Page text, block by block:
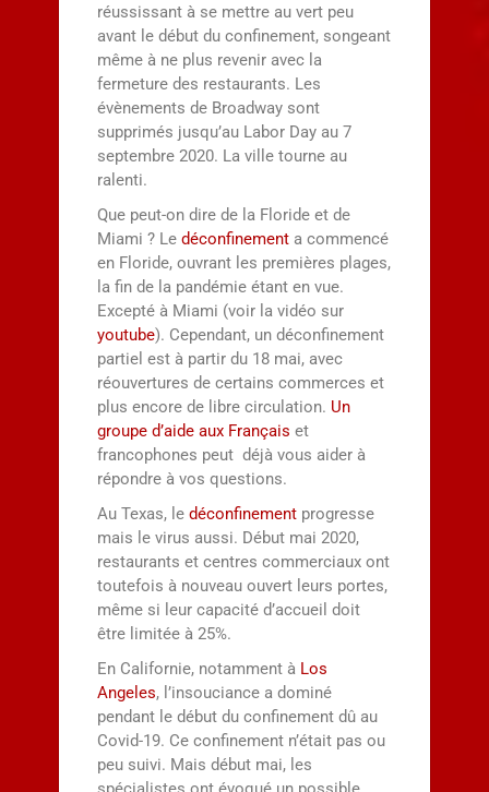
réussissant à se mettre au vert peu
avant le début du confinement, songeant
même à ne plus revenir avec la
fermeture des restaurants. Les
évènements de Broadway sont
supprimés jusqu’au Labor Day au 7
septembre 2020. La ville tourne au
ralenti.
Que peut-on dire de la Floride et de
Miami ? Le déconfinementa commencé
en Floride, ouvrant les premières plages,
la fin de la pandémie étant en vue.
Excepté à Miami (voir la vidéo sur
youtube). Cependant, un déconfinement
partiel est à partir du 18 mai, avec
réouvertures de certains commerces et
plus encore de libre circulation. Un
groupe d’aide aux Français et
francophones peut déjà vous aider à
répondre à vos questions.
Au Texas, le déconfinementprogresse
mais le virus aussi. Début mai 2020,
restaurants et centres commerciaux ont
toutefois à nouveau ouvert leurs portes,
même si leur capacité d’accueil doit
être limitée à 25%.
En Californie, notamment à Los
Angeles, l’insouciance a dominé
pendant le début du confinement dû au
Covid-19. Ce confinement n’était pas ou
peu suivi. Mais début mai, les